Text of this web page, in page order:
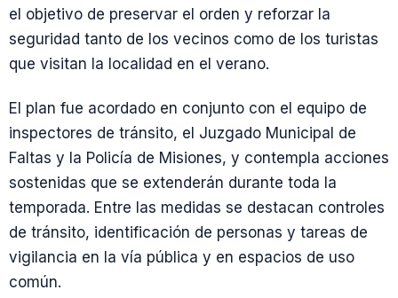
el objetivo de preservar el orden y reforzar la
seguridad tanto de los vecinos como de los turistas
que visitan la localidad en el verano.
El plan fue acordado en conjunto con el equipo de
inspectores de tránsito, el Juzgado Municipal de
Faltas y la Policía de Misiones, y contempla acciones
sostenidas que se extenderán durante toda la
temporada. Entre las medidas se destacan controles
de tránsito, identificación de personas y tareas de
vigilancia en la vía pública y en espacios de uso
común.